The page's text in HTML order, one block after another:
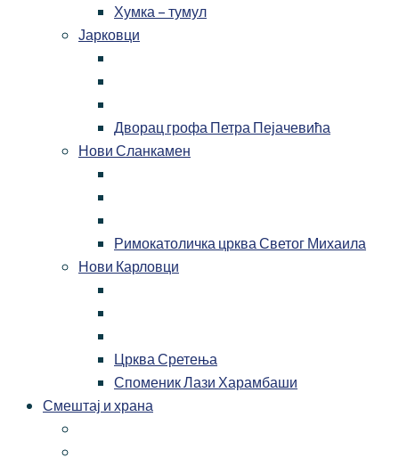
Хумка – тумул
Јарковци
Дворац грофа Петра Пејачевића
Нови Сланкамен
Римокатоличка црква Светог Михаила
Нови Карловци
Црква Сретења
Споменик Лази Харамбаши
Смештај и храна